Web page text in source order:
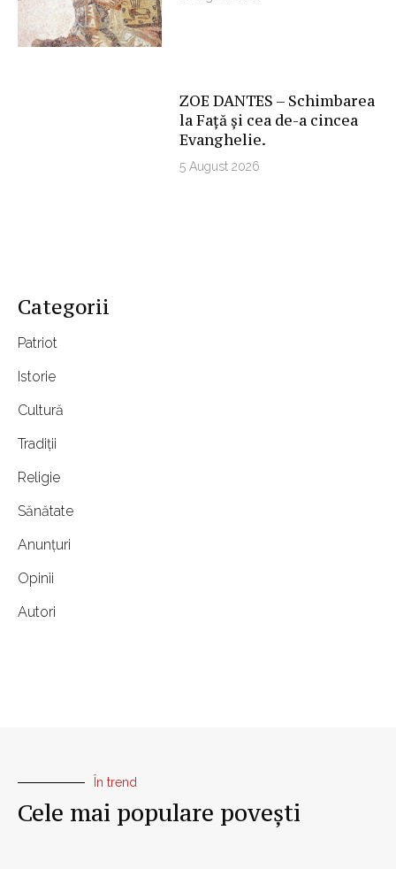
ZOE DANTES – Schimbarea
la Față și cea de-a cincea
Evanghelie.
5 August 2026
Categorii
Patriot
Istorie
Cultură
Tradiții
Religie
Sănătate
Anunțuri
Opinii
Autori
În trend
Cele mai populare povești